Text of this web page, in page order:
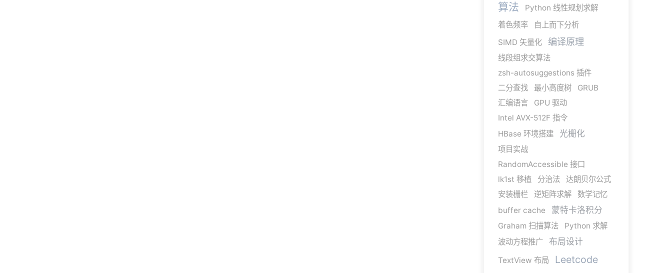
算法
Python 线性规划求解
着色频率
自上而下分析
SIMD 矢量化
编译原理
线段组求交算法
zsh-autosuggestions 插件
二分查找
最小高度树
GRUB
汇编语言
GPU 驱动
Intel AVX-512F 指令
HBase 环境搭建
光栅化
项目实战
RandomAccessible 接口
lk1st 移植
分治法
达朗贝尔公式
安装栅栏
逆矩阵求解
数学记忆
buffer cache
蒙特卡洛积分
Graham 扫描算法
Python 求解
波动方程推广
布局设计
TextView 布局 Leetcode